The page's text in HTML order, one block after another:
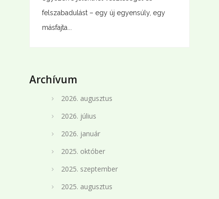
felszabadulást – egy új egyensúly, egy
másfajta...
Archívum
2026. augusztus
2026. július
2026. január
2025. október
2025. szeptember
2025. augusztus